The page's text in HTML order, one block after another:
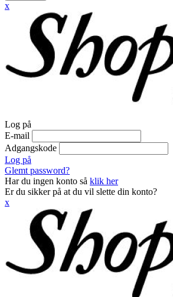
x
Log på
E-mail
Adgangskode
Log på
Glemt password?
Har du ingen konto så klik her
Er du sikker på at du vil slette din konto?
x